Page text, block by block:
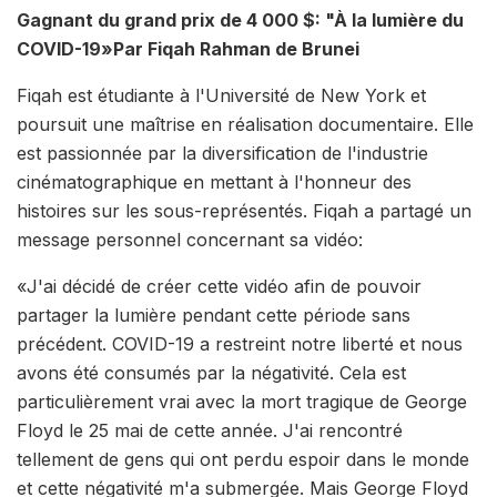
Gagnant du grand prix de 4 000 $: "À la lumière du
COVID-19»Par Fiqah Rahman de Brunei
Fiqah est étudiante à l'Université de New York et
poursuit une maîtrise en réalisation documentaire. Elle
est passionnée par la diversification de l'industrie
cinématographique en mettant à l'honneur des
histoires sur les sous-représentés. Fiqah a partagé un
message personnel concernant sa vidéo:
«J'ai décidé de créer cette vidéo afin de pouvoir
partager la lumière pendant cette période sans
précédent. COVID-19 a restreint notre liberté et nous
avons été consumés par la négativité. Cela est
particulièrement vrai avec la mort tragique de George
Floyd le 25 mai de cette année. J'ai rencontré
tellement de gens qui ont perdu espoir dans le monde
et cette négativité m'a submergée. Mais George Floyd